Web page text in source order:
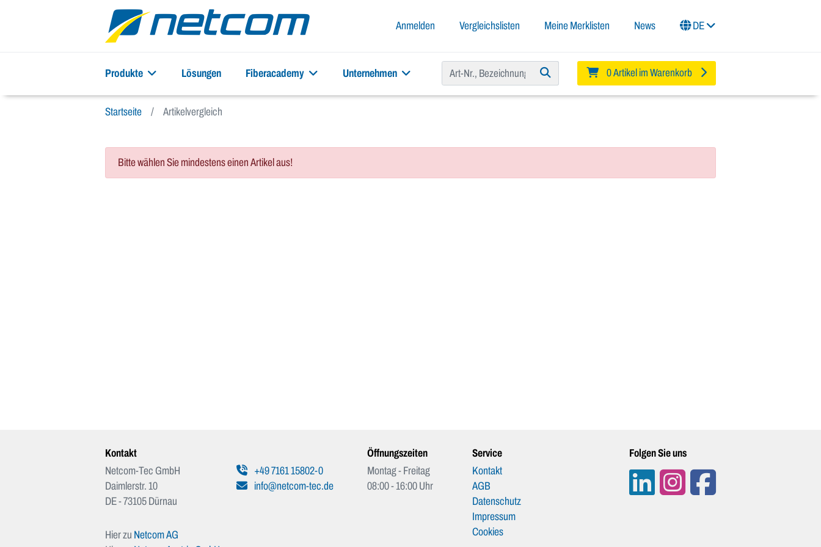
Anmelden Vergleichslisten Meine Merklisten News DE
Produkte Lösungen Fiberacademy Unternehmen 0 Artikel im Warenkorb
Startseite Artikelvergleich
Bitte wählen Sie mindestens einen Artikel aus!
Kontakt
Netcom-Tec GmbH
Daimlerstr. 10
DE - 73105 Dürnau
+49 7161 15802-0
info@netcom-tec.de
Hier zu Netcom AG
Öffnungszeiten
Montag - Freitag
08:00 - 16:00 Uhr
Service
Kontakt
AGB
Datenschutz
Impressum
Cookies
Folgen Sie uns